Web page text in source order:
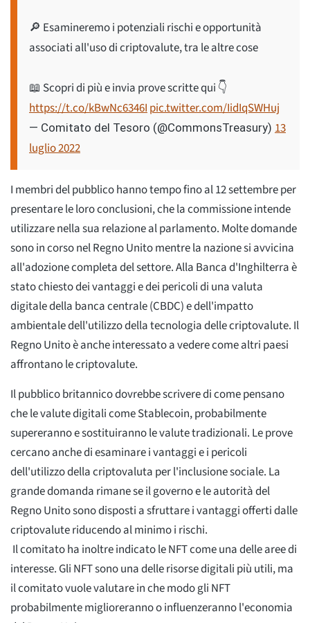
🔎 Esamineremo i potenziali rischi e opportunità
associati all'uso di criptovalute, tra le altre cose
📖 Scopri di più e invia prove scritte qui 👇
https://t.co/kBwNc6346Ipic.twitter.com/IidIqSWHuj
— Comitato del Tesoro (@CommonsTreasury) 13
luglio 2022
I membri del pubblico hanno tempo fino al 12 settembre per
presentare le loro conclusioni, che la commissione intende
utilizzare nella sua relazione al parlamento. Molte domande
sono in corso nel Regno Unito mentre la nazione si avvicina
all'adozione completa del settore. Alla Banca d'Inghilterra è
stato chiesto dei vantaggi e dei pericoli di una valuta
digitale della banca centrale (CBDC) e dell'impatto
ambientale dell'utilizzo della tecnologia delle criptovalute. Il
Regno Unito è anche interessato a vedere come altri paesi
affrontano le criptovalute.
Il pubblico britannico dovrebbe scrivere di come pensano
che le valute digitali come Stablecoin, probabilmente
supereranno e sostituiranno le valute tradizionali. Le prove
cercano anche di esaminare i vantaggi e i pericoli
dell'utilizzo della criptovaluta per l'inclusione sociale. La
grande domanda rimane se il governo e le autorità del
Regno Unito sono disposti a sfruttare i vantaggi offerti dalle
criptovalute riducendo al minimo i rischi.
Il comitato ha inoltre indicato le NFT come una delle aree di
interesse. Gli NFT sono una delle risorse digitali più utili, ma
il comitato vuole valutare in che modo gli NFT
probabilmente miglioreranno o influenzeranno l'economia